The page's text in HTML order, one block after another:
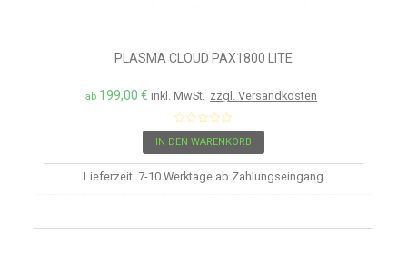
PLASMA CLOUD PAX1800 LITE
ab 199,00 € inkl. MwSt. zzgl. Versandkosten
IN DEN WARENKORB
Lieferzeit: 7-10 Werktage ab Zahlungseingang